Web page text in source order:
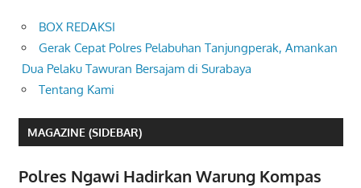
BOX REDAKSI
Gerak Cepat Polres Pelabuhan Tanjungperak, Amankan
Dua Pelaku Tawuran Bersajam di Surabaya
Tentang Kami
MAGAZINE (SIDEBAR)
Polres Ngawi Hadirkan Warung Kompas